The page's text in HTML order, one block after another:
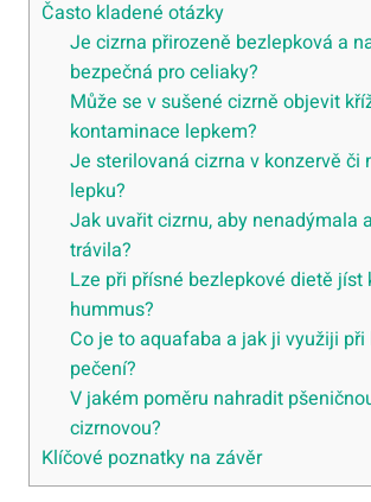
Často kladené otázky
Je cizrna přirozeně bezlepková a
bezpečná pro celiaky?
Může se v sušené cizrně objevit
kontaminace lepkem?
Je sterilovaná cizrna v konzervě či
lepku?
Jak uvařit cizrnu, aby nenadýmala
trávila?
Lze při přísné bezlepkové dietě jíst
hummus?
Co je to aquafaba a jak ji využiji
pečení?
V jakém poměru nahradit
cizrnovou?
Klíčové poznatky na závěr